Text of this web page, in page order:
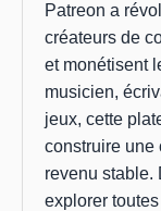
Patreon a
créateurs de
et monétisent
musicien,
jeux, cette
construire une
revenu stable.
explorer